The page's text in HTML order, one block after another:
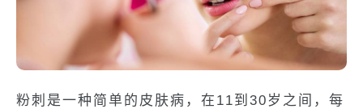
粉刺是一种简单的皮肤病，在11到30岁之间，每